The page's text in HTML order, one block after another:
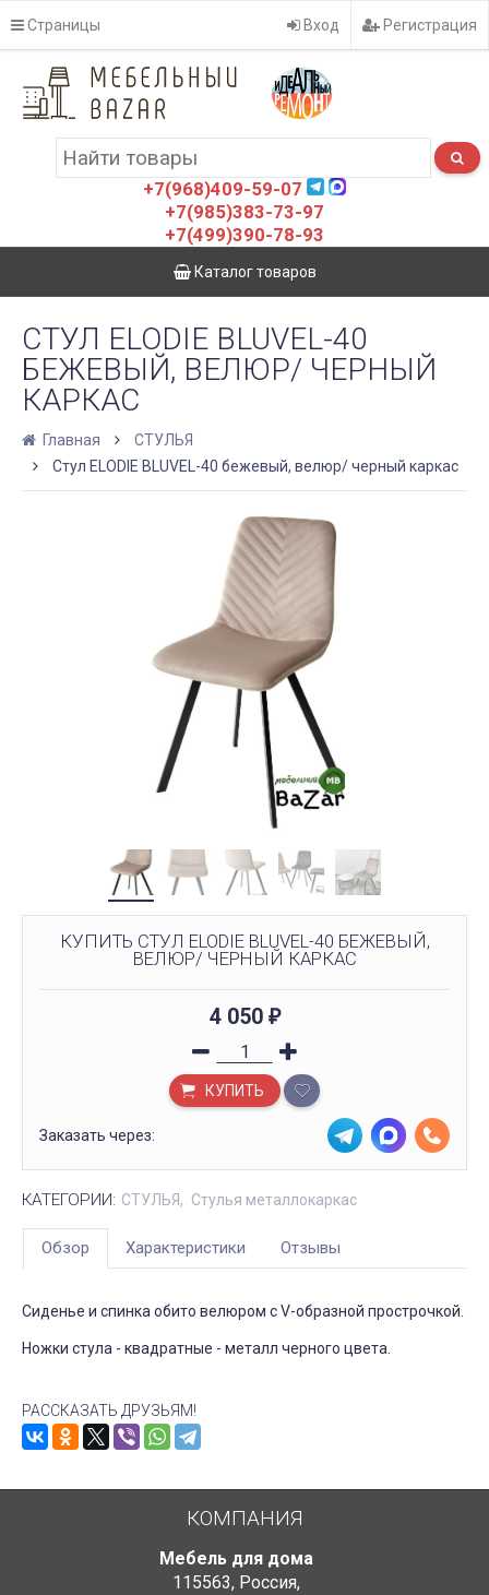
Страницы Вход Регистрация
+7(968)409-59-07
+7(985)383-73-97
+7(499)390-78-93
Каталог товаров
СТУЛ ELODIE BLUVEL-40
БЕЖЕВЫЙ, ВЕЛЮР/ ЧЕРНЫЙ
КАРКАС
Главная
СТУЛЬЯ
Стул ELODIE BLUVEL-40 бежевый, велюр/ черный каркас
КУПИТЬ СТУЛ ELODIE BLUVEL-40 БЕЖЕВЫЙ,
ВЕЛЮР/ ЧЕРНЫЙ КАРКАС
4 050 ₽
КУПИТЬ
Заказать через:
КАТЕГОРИИ: СТУЛЬЯ Стулья металлокаркас
Обзор Характеристики Отзывы
Сиденье и спинка обито велюром с V-образной прострочкой.
Ножки стула - квадратные - металл черного цвета.
РАССКАЗАТЬ ДРУЗЬЯМ!
КОМПАНИЯ
Мебель для дома
115563, Россия,